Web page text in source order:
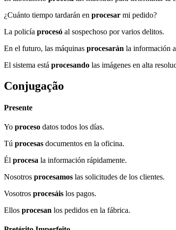
¿Cuánto tiempo tardarán en procesar mi pedido?
La policía procesó al sospechoso por varios delitos.
En el futuro, las máquinas procesarán la información
El sistema está procesando las imágenes en alta
Conjugação
Presente
Yo proceso datos todos los días.
Tú procesas documentos en la oficina.
Él procesa la información rápidamente.
Nosotros procesamos las solicitudes de los clientes.
Vosotros procesáis los pagos.
Ellos procesan los pedidos en la fábrica.